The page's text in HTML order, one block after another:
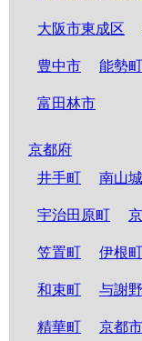
大阪市東成区
豊中市 能勢町
富田林市
京都府
井手町
南山
宇治田原町
笠置町 伊根町
和束町 与謝
精華町 京都